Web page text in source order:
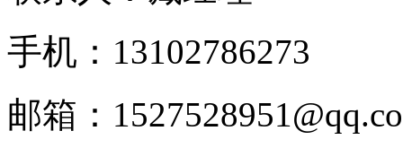
手机：13102786273
邮箱：